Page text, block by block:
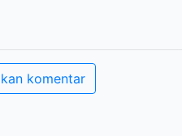
komentar